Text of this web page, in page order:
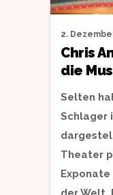
2.
Chris
die
Selten
Schlager
Theater